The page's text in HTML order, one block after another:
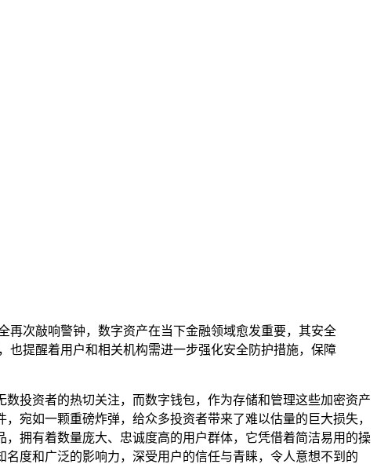
再次敲响警钟，数字资产在当下金融领域愈发重要，其安全
也提醒着用户和相关机构需进一步强化安全防护措施，保障
投资者的热切关注，而数字钱包，作为存储和管理这些加密资产
宛如一颗重磅炸弹，给众多投资者带来了难以估量的巨大损失，
拥有着数量庞大、忠诚度高的用户群体，它凭借着简洁易用的操
度和广泛的影响力，深受用户的信任与青睐，令人意想不到的